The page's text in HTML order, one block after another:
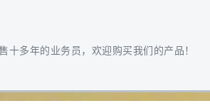
十多年的业务员，欢迎购买我们的产品！